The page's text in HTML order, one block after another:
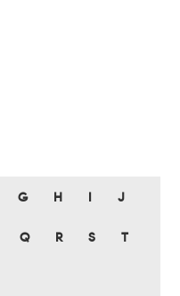
G H J
Q R S T